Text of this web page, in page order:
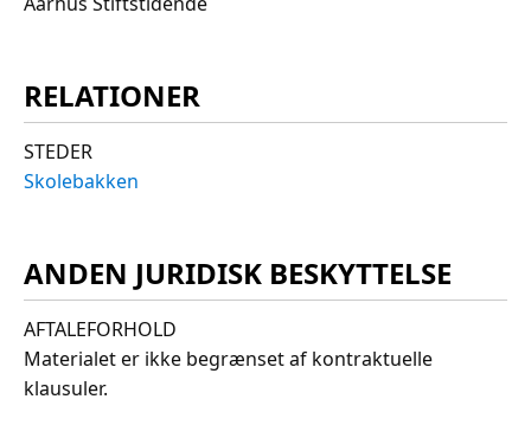
RELATIONER
STEDER
Skolebakken
ANDEN JURIDISK BESKYTTELSE
AFTALEFORHOLD
Materialet er ikke begrænset af kontraktuelle
klausuler.